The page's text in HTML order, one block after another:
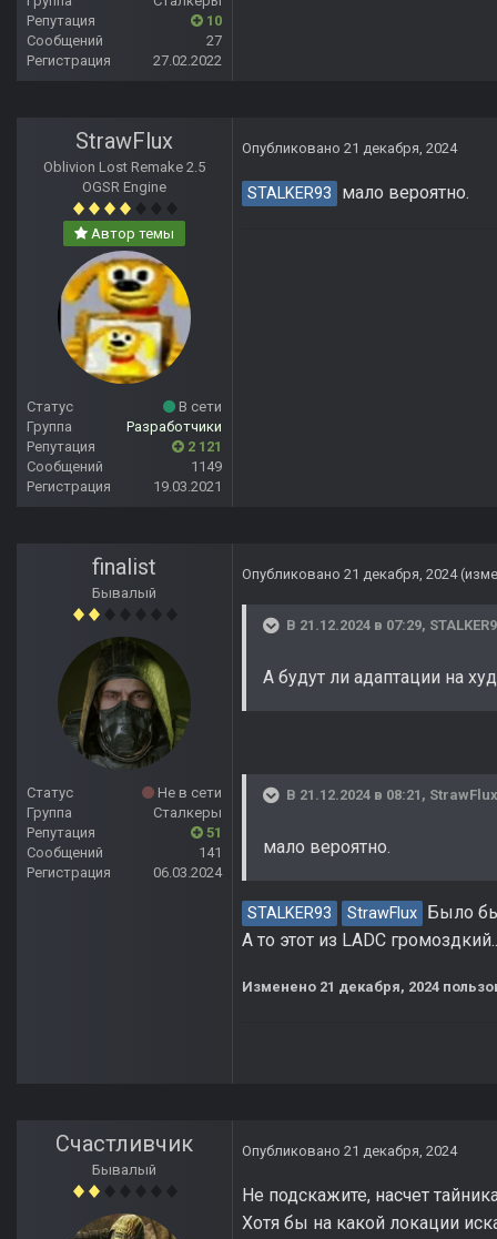
Репутация
10
Сообщений
27
Регистрация
27.02.2022
StrawFlux
Oblivion Lost Remake 2.5
OGSR Engine
Автор темы
Статус
В сети
Группа
Разработчики
Репутация
2 121
Сообщений
1149
Регистрация
19.03.2021
Опубликовано 21 декабря, 2024
STALKER93 мало вероятно.
finalist
Бывалый
Статус
Не в сети
Группа
Сталкеры
Репутация
51
Сообщений
141
Регистрация
06.03.2024
Опубликовано 21 декабря, 2024
В 21.12.2024 в 07:29,
А будут ли адаптации на
В 21.12.2024 в 08:21, StrawFlux
мало вероятно.
STALKER93 StrawFlux
Было
А то этот из LADC
Изменено 21 декабря, 2024
Счастливчик
Бывалый
Опубликовано 21 декабря, 2024
Не подскажите, насчет
Хотя бы на какой локации